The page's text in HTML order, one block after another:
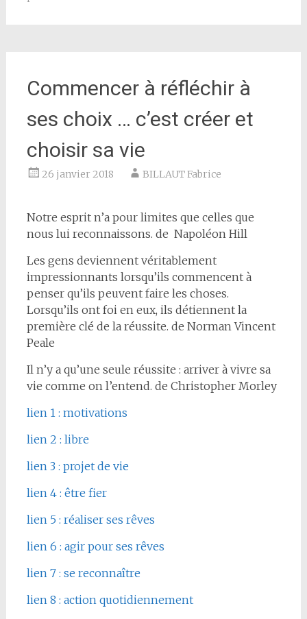
Commencer à réfléchir à
ses choix … c’est créer et
choisir sa vie
26 janvier 2018 BILLAUT Fabrice
Notre esprit n’a pour limites que celles que
nous lui reconnaissons. de Napoléon Hill
Les gens deviennent véritablement
impressionnants lorsqu’ils commencent à
penser qu’ils peuvent faire les choses.
Lorsqu’ils ont foi en eux, ils détiennent la
première clé de la réussite. de Norman Vincent
Peale
Il n’y a qu’une seule réussite : arriver à vivre sa
vie comme on l’entend. de Christopher Morley
lien 1 : motivations
lien 2 : libre
lien 3 : projet de vie
lien 4 : être fier
lien 5 : réaliser ses rêves
lien 6 : agir pour ses rêves
lien 7 : se reconnaître
lien 8 : action quotidiennement